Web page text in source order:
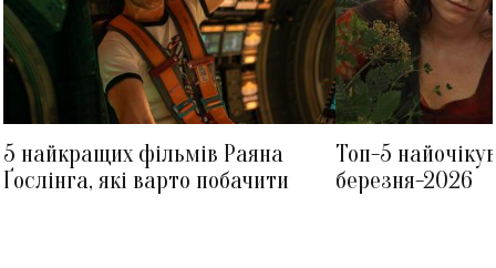
5 найкращих фільмів Раяна
Ґослінга, які варто побачити
Топ-5
березня-2026